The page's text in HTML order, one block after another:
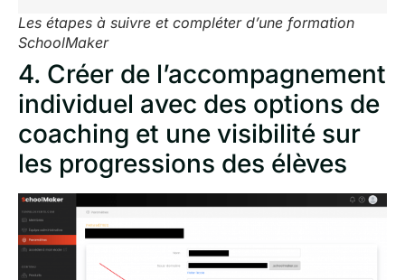
Les étapes à suivre et compléter d’une formation
SchoolMaker
4. Créer de l’accompagnement
individuel avec des options de
coaching et une visibilité sur
les progressions des élèves